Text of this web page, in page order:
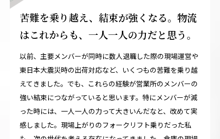
苦難を乗り越え、結束が強くなる。物流
はこれからも、一人一人の力だと思う。
以前、主要メンバーが同時に数人退職した際の現場運営や
東日本大震災時の出荷対応など、いくつもの苦難を乗り越
えてきました。でも、これらの経験が営業所のメンバーの
強い結束につながっていると思います。特にメンバーが減
った時には、一人一人の力って大きいんだなと、改めて実
感しました。現場上がりのフォークリフト乗りだった私